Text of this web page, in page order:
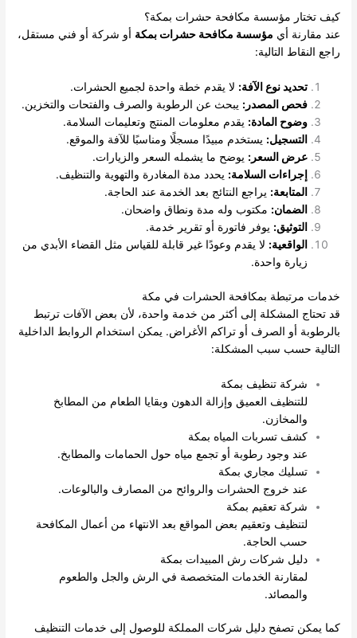
كيف تختار مؤسسة مكافحة حشرات بمكة؟
عند مقارنة أي مؤسسة مكافحة حشرات بمكة أو شركة أو فني مستقل،
راجع النقاط التالية:
تحديد نوع الآفة: لا يقدم خطة واحدة لجميع الحشرات.
فحص المصدر: يبحث عن الرطوبة والصرف والفتحات والتخزين.
وضوح المادة: يقدم معلومات المنتج وتعليمات السلامة.
التسجيل: يستخدم مبيدًا مسجلًا ومناسبًا للآفة والموقع.
عرض السعر: يوضح ما يشمله السعر والزيارات.
إجراءات السلامة: يحدد مدة المغادرة والتهوية والتنظيف.
المتابعة: يراجع النتائج بعد الخدمة عند الحاجة.
الضمان: مكتوب وله مدة ونطاق واضحان.
التوثيق: يوفر فاتورة أو تقرير خدمة.
الواقعية: لا يقدم وعودًا غير قابلة للقياس مثل القضاء الأبدي من
زيارة واحدة.
خدمات مرتبطة بمكافحة الحشرات في مكة
قد تحتاج المشكلة إلى أكثر من خدمة واحدة، لأن بعض الآفات ترتبط
بالرطوبة أو الصرف أو تراكم الأغراض. يمكن استخدام الروابط الداخلية
التالية حسب سبب المشكلة:
شركة تنظيف بمكة
للتنظيف العميق وإزالة الدهون وبقايا الطعام من المطابخ
والمخازن.
كشف تسربات المياه بمكة
عند وجود رطوبة أو تجمع مياه حول الحمامات والمطابخ.
تسليك مجاري بمكة
عند خروج الحشرات والروائح من المصارف والبالوعات.
شركة تعقيم بمكة
لتنظيف وتعقيم بعض المواقع بعد الانتهاء من أعمال المكافحة
حسب الحاجة.
دليل شركات رش المبيدات بمكة
لمقارنة الخدمات المتخصصة في الرش والجل والطعوم
والمصائد.
كما يمكن تصفحدليل شركات المملكة للوصول إلى خدمات التنظيف